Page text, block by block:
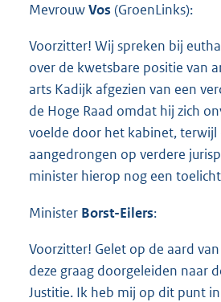
MevrouwVos (GroenLinks):
Voorzitter! Wij spreken bij
over de kwetsbare positie van
arts Kadijk afgezien van een
de Hoge Raad omdat hij zich
voelde door het kabinet, terwijl
aangedrongen op verdere
minister hierop nog een
Minister Borst-Eilers:
Voorzitter! Gelet op de aard
deze graag doorgeleiden naar
Justitie. Ik heb mij op dit punt